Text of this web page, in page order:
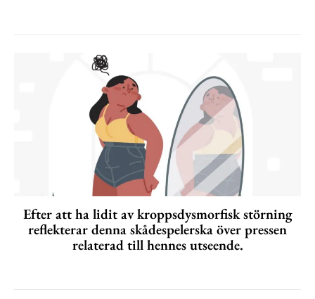
Efter att ha lidit av kroppsdysmorfisk störning
reflekterar denna skådespelerska över pressen
relaterad till hennes utseende.